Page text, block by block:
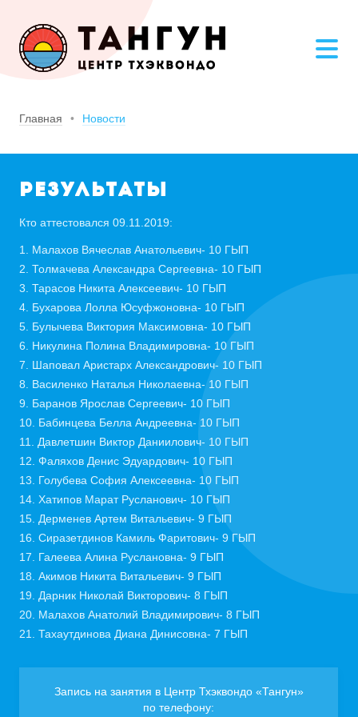
Главная Новости
Результаты
Кто аттестовался 09.11.2019:
1. Малахов Вячеслав Анатольевич- 10 ГЫП
2. Толмачева Александра Сергеевна- 10 ГЫП
3. Тарасов Никита Алексеевич- 10 ГЫП
4. Бухарова Лолла Юсуфжоновна- 10 ГЫП
5. Булычева Виктория Максимовна- 10 ГЫП
6. Никулина Полина Владимировна- 10 ГЫП
7. Шаповал Аристарх Александрович- 10 ГЫП
8. Василенко Наталья Николаевна- 10 ГЫП
9. Баранов Ярослав Сергеевич- 10 ГЫП
10. Бабинцева Белла Андреевна- 10 ГЫП
11. Давлетшин Виктор Даниилович- 10 ГЫП
12. Фаляхов Денис Эдуардович- 10 ГЫП
13. Голубева София Алексеевна- 10 ГЫП
14. Хатипов Марат Русланович- 10 ГЫП
15. Дерменев Артем Витальевич- 9 ГЫП
16. Сиразетдинов Камиль Фаритович- 9 ГЫП
17. Галеева Алина Руслановна- 9 ГЫП
18. Акимов Никита Витальевич- 9 ГЫП
19. Дарник Николай Викторович- 8 ГЫП
20. Малахов Анатолий Владимирович- 8 ГЫП
21. Тахаутдинова Диана Динисовна- 7 ГЫП
Запись на занятия в Центр Тхэквондо «Тангун»
по телефону: